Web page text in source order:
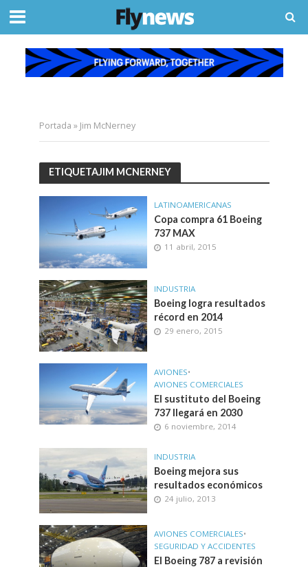
Portada » Jim McNerney
ETIQUETAJIM MCNERNEY
LATINOAMERICANAS
Copa compra 61 Boeing
737 MAX
11 abril, 2015
INDUSTRIA
Boeing logra resultados
récord en 2014
29 enero, 2015
AVIONES•
AVIONES COMERCIALES
El sustituto del Boeing
737 llegará en 2030
6 noviembre, 2014
INDUSTRIA
Boeing mejora sus
resultados económicos
24 julio, 2013
AVIONES COMERCIALES•
SEGURIDAD Y ACCIDENTES
El Boeing 787 a revisión